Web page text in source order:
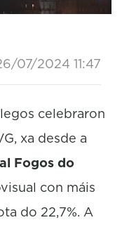
07/2024 11:47
celebraron
xa desde a
Fogos do
con máis
do 22,7%. A